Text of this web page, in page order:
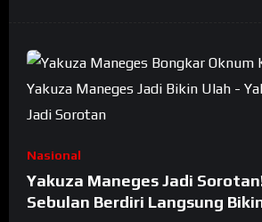
Nasional
Yakuza Maneges Jadi
Sebulan Berdiri Langsung